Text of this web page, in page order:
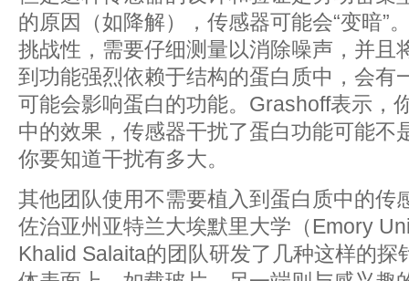
的原因（如降解），传感器可能会“变暗”
挑战性，需要仔细测量以消除噪声，并且
到功能强烈依赖于结构的蛋白质中，会有
可能会影响蛋白的功能。Grashoff表示，
中的效果，传感器干扰了蛋白功能可能不
你要知道干扰有多大。
其他团队使用不需要植入到蛋白质中的传
佐治亚州亚特兰大埃默里大学（Emory
Khalid Salaita的团队研发了几种这样的探